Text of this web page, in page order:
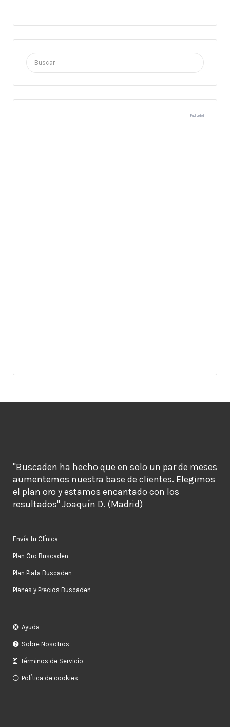
Buscar
por:
Publicidad
"Buscaden ha hecho que en solo un par de meses
aumentemos nuestra base de clientes. Elegimos
el plan oro y estamos encantado con los
resultados" Joaquín D. (Madrid)
Envía tu Clínica
Plan Oro Buscaden
Plan Plata Buscaden
Planes y Precios Buscaden
Ayuda
Sobre Nosotros
Términos de Servicio
Política de cookies